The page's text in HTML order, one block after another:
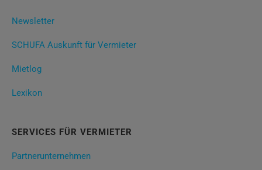
Newsletter
SCHUFA Auskunft für Vermieter
Mietlog
Lexikon
SERVICES FÜR VERMIETER
Partnerunternehmen